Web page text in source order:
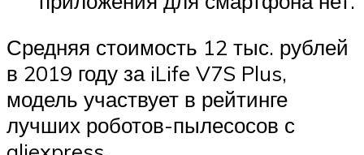
Средняя стоимость 12 тыс. рублей
в 2019 году за iLife V7S Plus,
модель участвует в рейтинге
лучших роботов-пылесосов с